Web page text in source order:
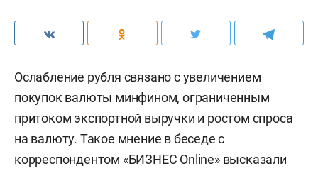
Ослабление рубля связано с увеличением
покупок валюты минфином, ограниченным
притоком экспортной выручки и ростом спроса
на валюту. Такое мнение в беседе с
корреспондентом «БИЗНЕС Online» высказали